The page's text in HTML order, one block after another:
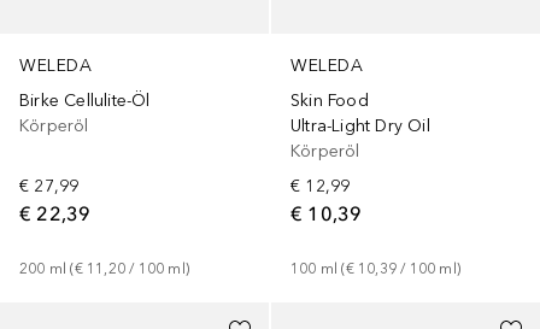
WELEDA
Birke Cellulite-Öl
Körperöl
€ 27,99
€ 22,39
200 ml (€ 11,20 / 100 ml )
WELEDA
Skin Food
Ultra-Light Dry Oil
Körperöl
€ 12,99
€ 10,39
100 ml (€ 10,39 / 100 ml )